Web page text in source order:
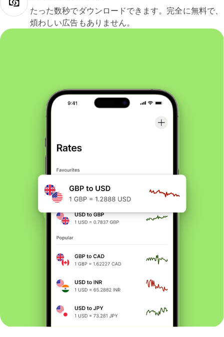
たった数秒でダウンロードできます。完全に無料で、
煩わしい広告もありません。